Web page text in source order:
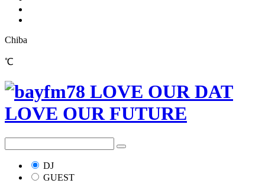
Chiba
℃
DJ
GUEST